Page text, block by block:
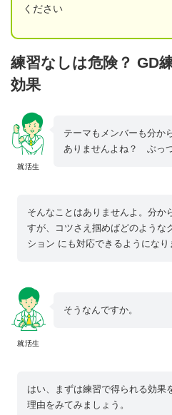
ください
練習なしは危険？ GD
効果
就活生
テーマもメンバーも分か
ありませんよね？ ぶっ
そんなことはありませんよ。分か
すが、コツさえ掴めばどのような
ション にも対応できるようになり
就活生
そうなんですか。
はい、まずは練習で得られる効果
理由をみてみましょう。